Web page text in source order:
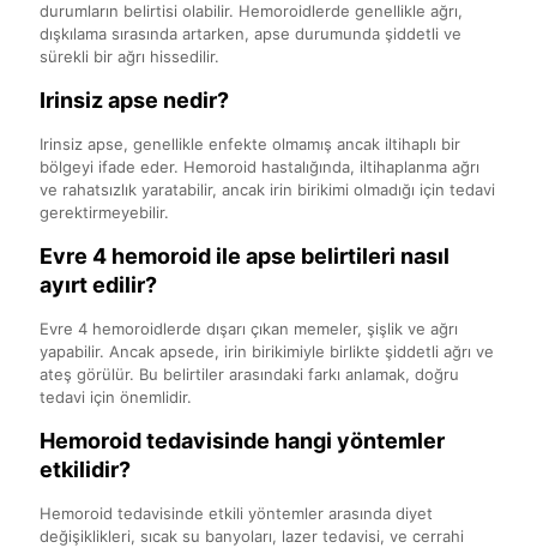
durumların belirtisi olabilir. Hemoroidlerde genellikle ağrı,
dışkılama sırasında artarken, apse durumunda şiddetli ve
sürekli bir ağrı hissedilir.
Irinsiz apse nedir?
Irinsiz apse, genellikle enfekte olmamış ancak iltihaplı bir
bölgeyi ifade eder. Hemoroid hastalığında, iltihaplanma ağrı
ve rahatsızlık yaratabilir, ancak irin birikimi olmadığı için tedavi
gerektirmeyebilir.
Evre 4 hemoroid ile apse belirtileri nasıl
ayırt edilir?
Evre 4 hemoroidlerde dışarı çıkan memeler, şişlik ve ağrı
yapabilir. Ancak apsede, irin birikimiyle birlikte şiddetli ağrı ve
ateş görülür. Bu belirtiler arasındaki farkı anlamak, doğru
tedavi için önemlidir.
Hemoroid tedavisinde hangi yöntemler
etkilidir?
Hemoroid tedavisinde etkili yöntemler arasında diyet
değişiklikleri, sıcak su banyoları, lazer tedavisi, ve cerrahi